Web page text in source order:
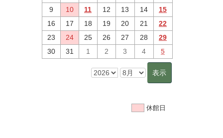
9
10 11 12 13 14
15
16
17 18 19 20 21
22
23
24 25 26 27 28
29
30
31 1 2 3 4 5
休館日